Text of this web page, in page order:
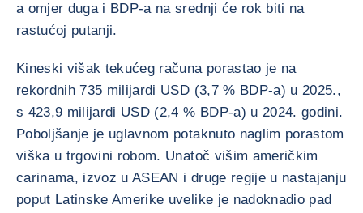
a omjer duga i BDP-a na srednji će rok biti na
rastućoj putanji.
Kineski višak tekućeg računa porastao je na
rekordnih 735 milijardi USD (3,7 % BDP-a) u 2025.,
s 423,9 milijardi USD (2,4 % BDP-a) u 2024. godini.
Poboljšanje je uglavnom potaknuto naglim porastom
viška u trgovini robom. Unatoč višim američkim
carinama, izvoz u ASEAN i druge regije u nastajanju
poput Latinske Amerike uvelike je nadoknadio pad